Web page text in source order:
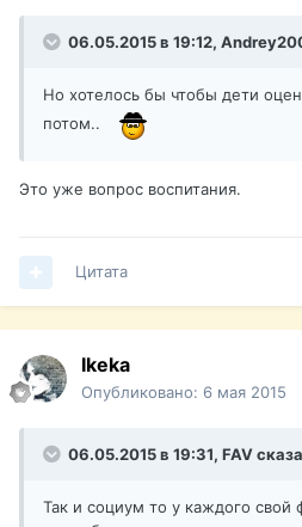
06.05.2015 в 19:12,
Но хотелось бы чтобы дети
потом..
Это уже вопрос воспитания.
Цитата
Ikeka
Опубликовано: 6 мая 2015
06.05.2015 в 19:31, FAV
Так и социум то у каждого свой